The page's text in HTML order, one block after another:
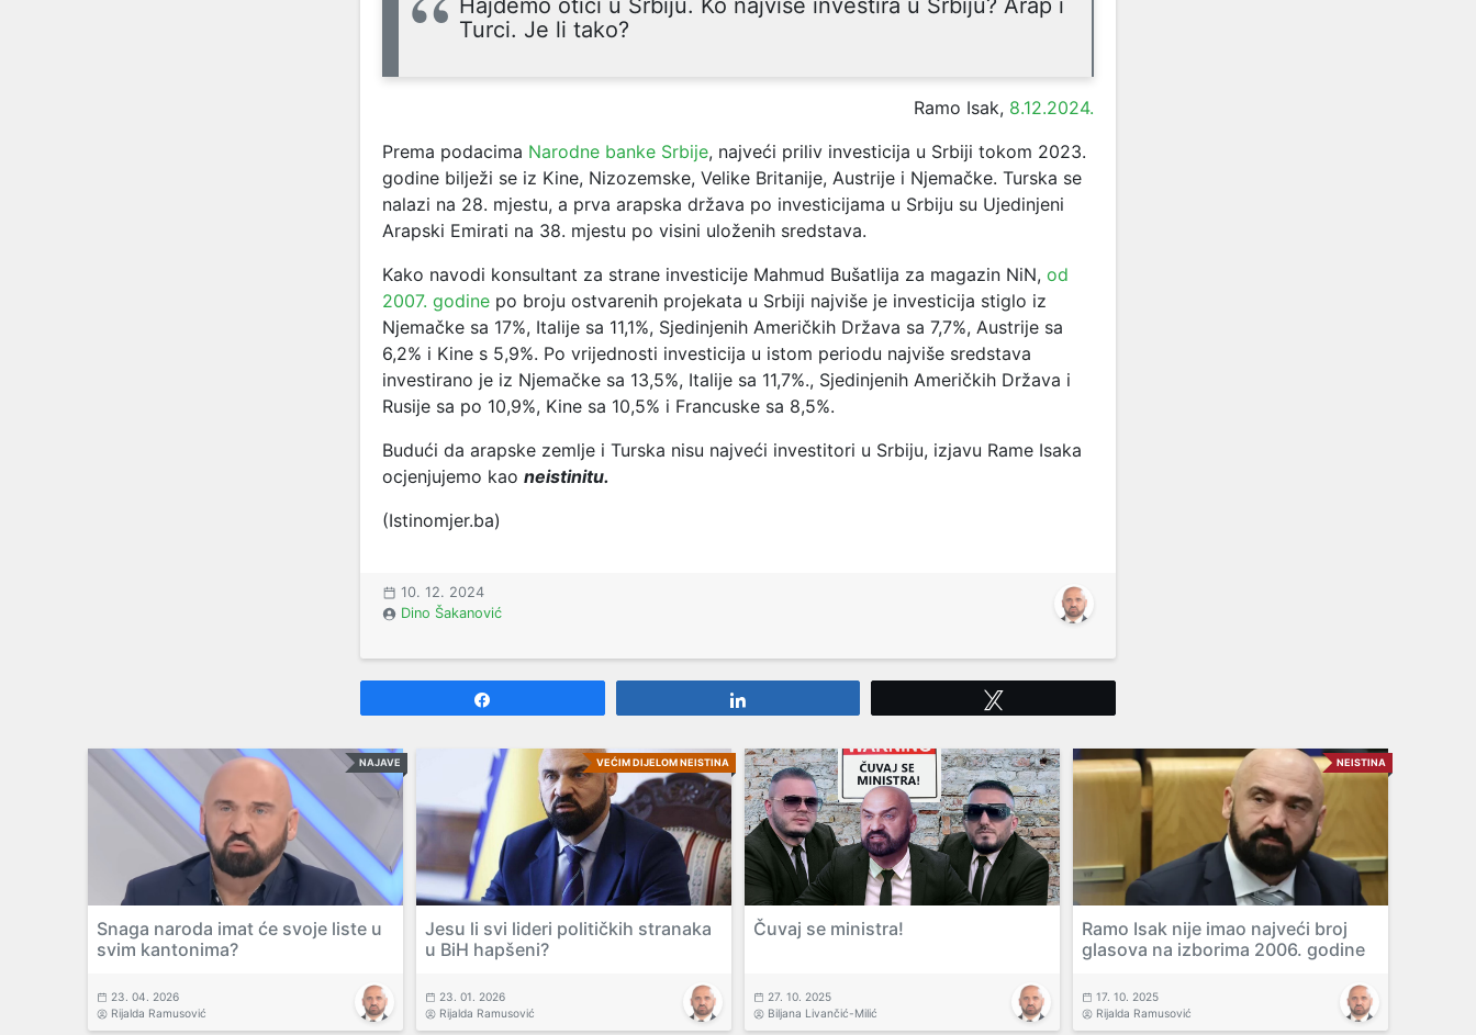
Turci. Je li tako?
Ramo Isak, 8.12.2024.
Prema podacima Narodne banke Srbije, najveći priliv investicija u Srbiji tokom 2023.
godine bilježi se iz Kine, Nizozemske, Velike Britanije, Austrije i Njemačke. Turska se
nalazi na 28. mjestu, a prva arapska država po investicijama u Srbiju su Ujedinjeni
Arapski Emirati na 38. mjestu po visini uloženih sredstava.
Kako navodi konsultant za strane investicije Mahmud Bušatlija za magazin NiN, od
2007. godine po broju ostvarenih projekata u Srbiji najviše je investicija stiglo iz
Njemačke sa 17%, Italije sa 11,1%, Sjedinjenih Američkih Država sa 7,7%, Austrije sa
6,2% i Kine s 5,9%. Po vrijednosti investicija u istom periodu najviše sredstava
investirano je iz Njemačke sa 13,5%, Italije sa 11,7%., Sjedinjenih Američkih Država i
Rusije sa po 10,9%, Kine sa 10,5% i Francuske sa 8,5%.
Budući da arapske zemlje i Turska nisu najveći investitori u Srbiju, izjavu Rame Isaka
ocjenjujemo kao neistinitu.
(Istinomjer.ba)
10. 12. 2024
Dino Šakanović
NAJAVE
Snaga naroda imat će svoje liste u
svim kantonima?
23. 04. 2026
Rijalda Ramusović
VEĆIM DIJELOM NEISTINA
Jesu li svi lideri političkih stranaka
u BiH hapšeni?
23. 01. 2026
Rijalda Ramusović
Čuvaj se ministra!
27. 10. 2025
Biljana Livančić-Milić
NEISTINA
Ramo Isak nije imao najveći broj
glasova na izborima 2006. godine
17. 10. 2025
Rijalda Ramusović